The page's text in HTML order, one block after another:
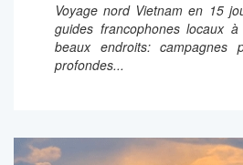
Voyage nord Vietnam en 15
guides francophones locaux
beaux endroits: campagnes
profondes...